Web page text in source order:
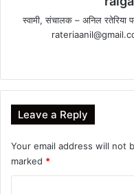
स्वामी, संचालक – अनिल रतेरिया
Leave a Reply
Your email address will not
marked *